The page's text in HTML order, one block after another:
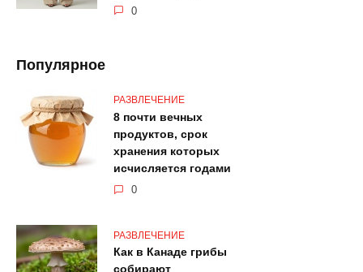
0
Популярное
РАЗВЛЕЧЕНИЕ
8 почти вечных
продуктов, срок
хранения которых
исчисляется годами
0
РАЗВЛЕЧЕНИЕ
Как в Канаде грибы